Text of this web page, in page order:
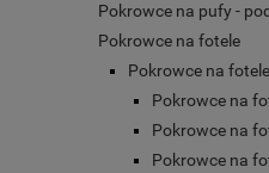
Pokrowce na pufy -
Pokrowce na fotele
Pokrowce na
Pokrowce na
Pokrowce na
Pokrowce na